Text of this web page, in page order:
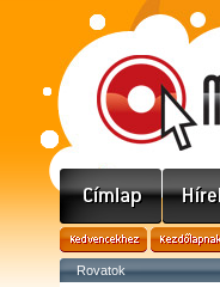
Rovatok